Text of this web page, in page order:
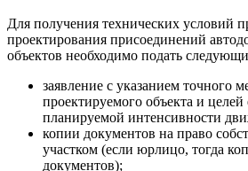
Для получения технических условий
проектирования присоединений
объектов необходимо подать
заявление с указанием точного
проектируемого объекта и целей
планируемой интенсивности
копии документов на право
участком (если юрлицо, тогда
документов);